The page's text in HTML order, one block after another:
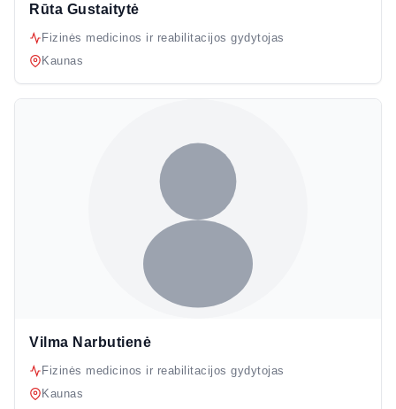
Rūta Gustaitytė
Fizinės medicinos ir reabilitacijos gydytojas
Kaunas
Vilma Narbutienė
Fizinės medicinos ir reabilitacijos gydytojas
Kaunas